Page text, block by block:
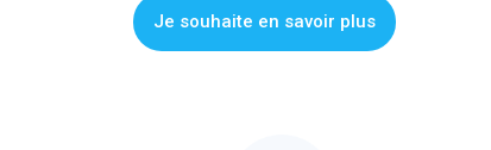
Je souhaite en savoir plus